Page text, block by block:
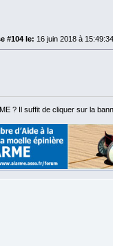
#104 le: 16 juin 2018 à
? Il suffit de cliquer sur la